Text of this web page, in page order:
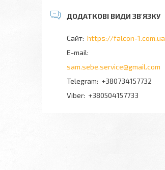
https://falcon-1.com.ua
sam.sebe.service@gmail.com
+380734157732
+380504157733